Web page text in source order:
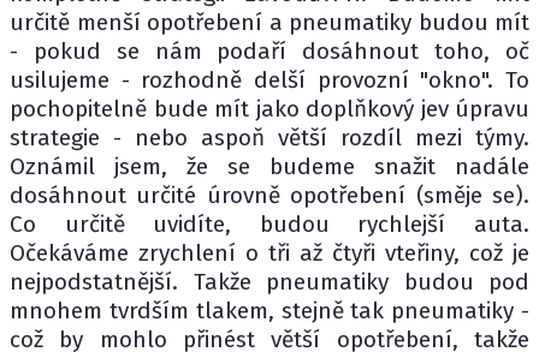
určitě menší opotřebení a pneumatiky budou mít
- pokud se nám podaří dosáhnout toho, oč
usilujeme - rozhodně delší provozní "okno". To
pochopitelně bude mít jako doplňkový jev úpravu
strategie - nebo aspoň větší rozdíl mezi týmy.
Oznámil jsem, že se budeme snažit nadále
dosáhnout určité úrovně opotřebení (směje se).
Co určitě uvidíte, budou rychlejší auta.
Očekáváme zrychlení o tři až čtyři vteřiny, což je
nejpodstatnější. Takže pneumatiky budou pod
mnohem tvrdším tlakem, stejně tak pneumatiky -
což by mohlo přinést větší opotřebení, takže